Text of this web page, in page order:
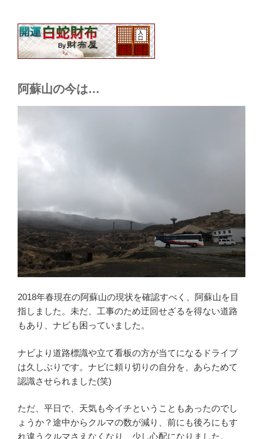
阿蘇山の今は…
2018年春現在の阿蘇山の現状を確認すべく、阿蘇山を目
指しました。未だ、工事のため迂回せざるを得ない道路
もあり、ナビも困っていました。
ナビより道路標識や立て看板の方が当てになるドライブ
は久しぶりです。ナビに頼り切りの自分を、あらためて
認識させられました(笑)
ただ、平日で、天気も今イチということもあったのでし
ょうか？途中からクルマの数が減り、前にも後ろにもす
れ違うクルマさえなくなり、少し心配になりました。